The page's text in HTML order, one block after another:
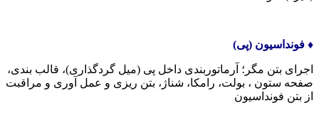
♦️ فونداسیون (پی)
اجرای بتن مگر؛ آرماتوربندی داخل پی (میل گردگذاری)، قالب بندی،
صفحه ستون ، بولت، رامکا، شناژ، بتن ریزی و عمل آوری و مراقبت
از بتن فونداسیون